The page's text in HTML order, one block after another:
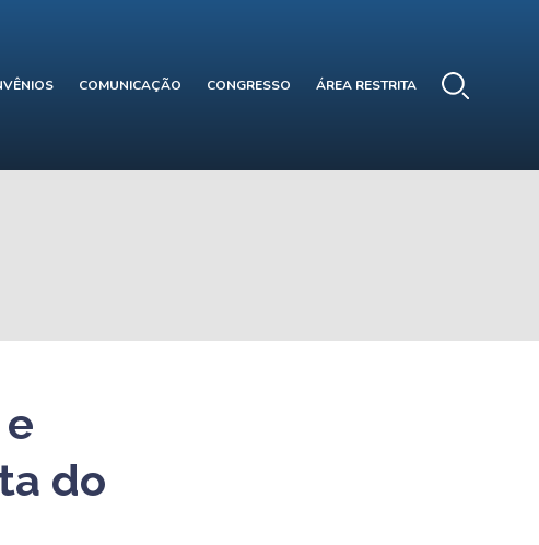
COMUNICAÇÃO CONGRESSO ÁREA RESTRITA
do